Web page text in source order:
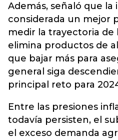
Además, señaló que
considerada un mejor
medir la trayectoria de
elimina productos de
que bajar más para
general siga
principal reto para
Entre las presiones
todavía persisten, el
el exceso demanda